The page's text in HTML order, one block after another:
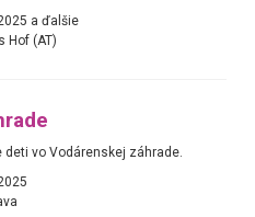
a ďalšie
Hof (AT)
deti vo Vodárenskej záhrade.